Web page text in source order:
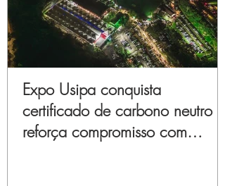
Expo Usipa conquista
certificado de carbono neutro e
reforça compromisso com